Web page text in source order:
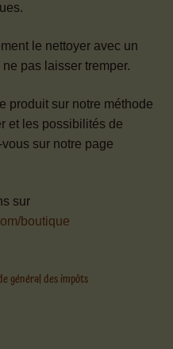
le nettoyer avec un
pas laisser tremper.
produit sur notre méthode
et les possibilités de
sur notre page
sur
boutique
général des impôts